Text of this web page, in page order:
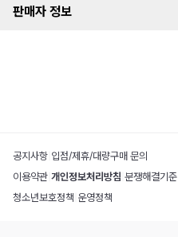
판매자 정보
공지사항 입점/제휴/대량구매 문의
이용약관 개인정보처리방침 분쟁해결기준
청소년보호정책 운영정책